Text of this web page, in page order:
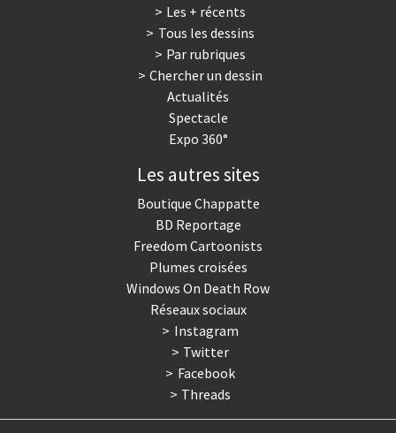
Souvenir de Fukushima Terrorisme
Un monde de foot
Les + récents
Tous les dessins
Par rubriques
Chercher un dessin
Actualités
Spectacle
Expo 360°
Les autres sites
Boutique Chappatte
BD Reportage
Freedom Cartoonists
Plumes croisées
Windows On Death Row
Réseaux sociaux
Instagram
Twitter
Facebook
Threads